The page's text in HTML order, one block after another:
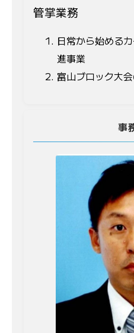
管掌業務
日常から始める
進事業
富山ブロック大
事